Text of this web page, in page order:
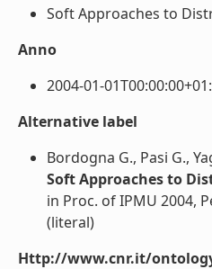
Soft Approaches to
Anno
2004-01-
Alternative label
Bordogna G., Pasi G.,
Soft Approaches to
in Proc. of IPMU 2004,
(literal)
Http://www.cnr.it/